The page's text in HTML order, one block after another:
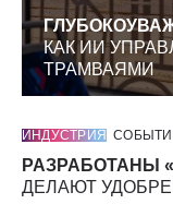
КАК ИИ
ТРАМВАЯМИ
ИНДУСТРИЯ
РАЗРАБОТАНЫ
ДЕЛАЮТ